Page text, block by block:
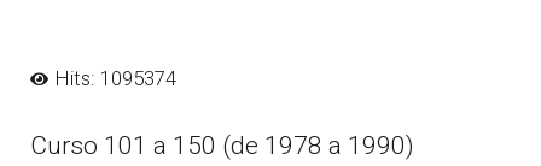
Hits: 1095374
Curso 101 a 150 (de 1978 a 1990)